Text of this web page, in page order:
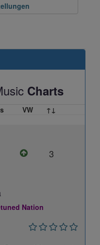
Charts
VW ↑↓
3
Nation